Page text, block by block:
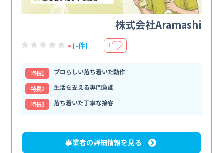
株式会社Aramashi
- (-件) ＋
特⻑1
プロらしい落ち着いた動作
特⻑2
生活を支える専門意識
特⻑3
落ち着いた丁寧な接客
事業者の詳細情報を見る